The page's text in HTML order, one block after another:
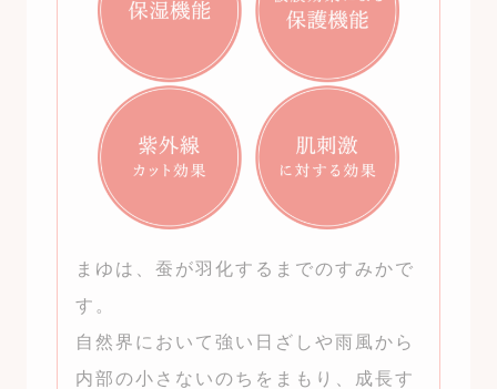
まゆは、蚕が羽化するまでのすみかで
す。
自然界において強い日ざしや雨風から
内部の小さないのちをまもり、成長す